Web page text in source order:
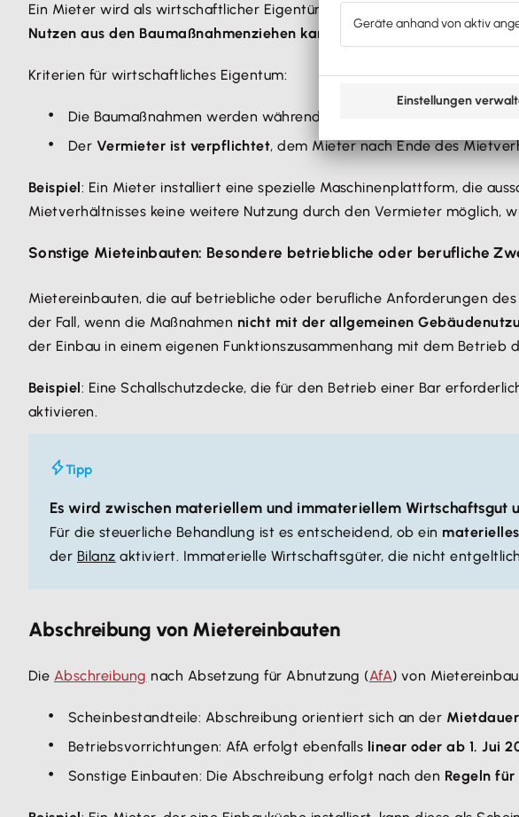
Ein Mieter wird als wirtschaftlicher Eigentümer eines Einbaus
Nutzen aus den Baumaßnahmenziehen kann
Kriterien für wirtschaftliches Eigentum:
Die Baumaßnahmen werden während der Mietdauer technisch
Der Vermieter ist verpflichtet, dem Mieter nach Ende des
Beispiel: Ein Mieter installiert eine spezielle Maschinenplattform, die
Mietverhältnisses keine weitere Nutzung durch den Vermieter möglich,
Sonstige Mieteinbauten: Besondere betriebliche oder berufliche
Mietereinbauten, die auf betriebliche oder berufliche Anforderungen
der Fall, wenn die Maßnahmen nicht mit der allgemeinen
der Einbau in einem eigenen Funktionszusammenhang mit dem Betrieb
Beispiel: Eine Schallschutzdecke, die für den Betrieb einer Bar
aktivieren.
Tipp
Es wird zwischen materiellem und immateriellem Wirtschaftsgut
Für die steuerliche Behandlung ist es entscheidend, ob ein
der Bilanz aktiviert. Immaterielle Wirtschaftsgüter, die nicht
Abschreibung von Mietereinbauten
Die Abschreibung nach Absetzung für Abnutzung (AfA) von
Scheinbestandteile: Abschreibung orientiert sich an der
Betriebsvorrichtungen: AfA erfolgt ebenfalls linear oder ab 1. Jui
Sonstige Einbauten: Die Abschreibung erfolgt nach den Regeln